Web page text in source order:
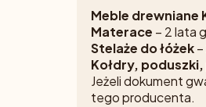
Meble drewniane
Materace – 2 lata
Stelaże do łóżek
Kołdry,
Jeżeli dokument
tego producenta.